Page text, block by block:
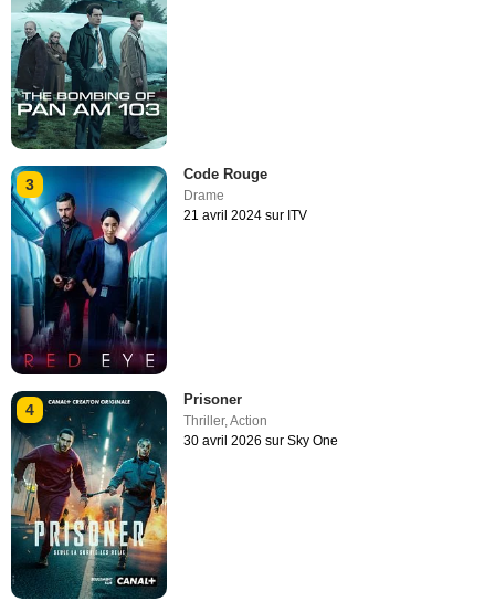
3
Code Rouge
Drame
21 avril 2024 sur ITV
4
Prisoner
Thriller,Action
30 avril 2026 sur Sky One